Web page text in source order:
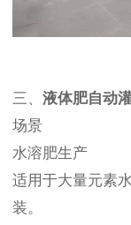
三、 液体肥自动
场景
水溶肥生产
适用于大量元素
装。